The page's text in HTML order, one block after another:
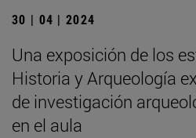
30 | 04 | 2024
Una exposición de los
Historia y Arqueología
de investigación
en el aula